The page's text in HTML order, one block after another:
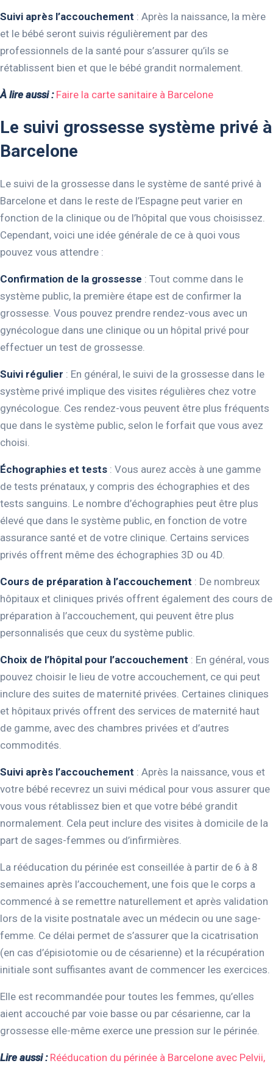
Suivi après l’accouchement : Après la naissance, la mère
et le bébé seront suivis régulièrement par des
professionnels de la santé pour s’assurer qu’ils se
rétablissent bien et que le bébé grandit normalement.
À lire aussi : Faire la carte sanitaire à Barcelone
Le suivi grossesse système privé à
Barcelone
Le suivi de la grossesse dans le système de santé privé à
Barcelone et dans le reste de l’Espagne peut varier en
fonction de la clinique ou de l’hôpital que vous choisissez.
Cependant, voici une idée générale de ce à quoi vous
pouvez vous attendre :
Confirmation de la grossesse : Tout comme dans le
système public, la première étape est de confirmer la
grossesse. Vous pouvez prendre rendez-vous avec un
gynécologue dans une clinique ou un hôpital privé pour
effectuer un test de grossesse.
Suivi régulier : En général, le suivi de la grossesse dans le
système privé implique des visites régulières chez votre
gynécologue. Ces rendez-vous peuvent être plus fréquents
que dans le système public, selon le forfait que vous avez
choisi.
Échographies et tests : Vous aurez accès à une gamme
de tests prénataux, y compris des échographies et des
tests sanguins. Le nombre d’échographies peut être plus
élevé que dans le système public, en fonction de votre
assurance santé et de votre clinique. Certains services
privés offrent même des échographies 3D ou 4D.
Cours de préparation à l’accouchement : De nombreux
hôpitaux et cliniques privés offrent également des cours de
préparation à l’accouchement, qui peuvent être plus
personnalisés que ceux du système public.
Choix de l’hôpital pour l’accouchement : En général, vous
pouvez choisir le lieu de votre accouchement, ce qui peut
inclure des suites de maternité privées. Certaines cliniques
et hôpitaux privés offrent des services de maternité haut
de gamme, avec des chambres privées et d’autres
commodités.
Suivi après l’accouchement : Après la naissance, vous et
votre bébé recevrez un suivi médical pour vous assurer que
vous vous rétablissez bien et que votre bébé grandit
normalement. Cela peut inclure des visites à domicile de la
part de sages-femmes ou d’infirmières.
La rééducation du périnée est conseillée à partir de 6 à 8
semaines après l’accouchement, une fois que le corps a
commencé à se remettre naturellement et après validation
lors de la visite postnatale avec un médecin ou une sage-
femme. Ce délai permet de s’assurer que la cicatrisation
(en cas d’épisiotomie ou de césarienne) et la récupération
initiale sont suffisantes avant de commencer les exercices.
Elle est recommandée pour toutes les femmes, qu’elles
aient accouché par voie basse ou par césarienne, car la
grossesse elle-même exerce une pression sur le périnée.
Lire aussi : Rééducation du périnée à Barcelone avec Pelvii,